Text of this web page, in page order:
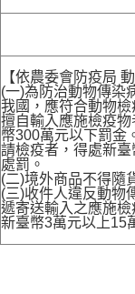
【依農委會防疫局
(一)為防治動物傳染
我國，應符合動物檢
擅自輸入應施檢疫
幣300萬元以下罰金
請檢疫者，得處新
處罰。
(二)境外商品不得隨
(三)收件人違反動物
遞寄送輸入之應施
新臺幣3萬元以上15